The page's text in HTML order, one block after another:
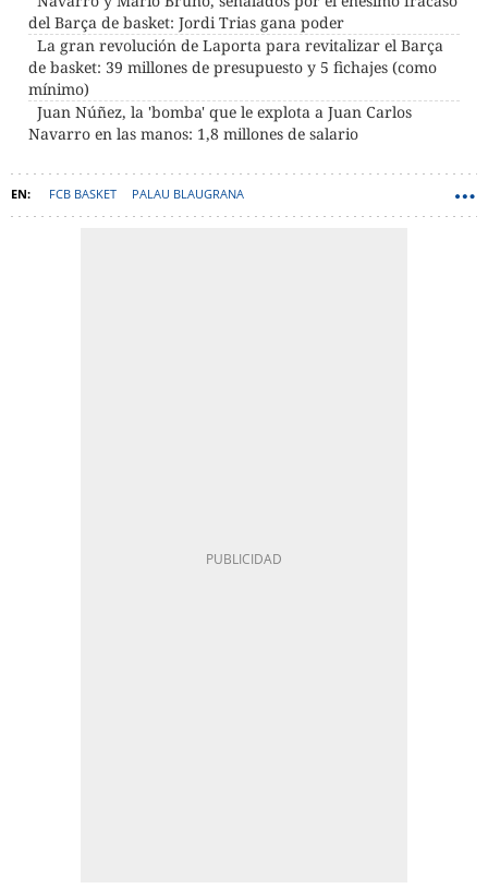
del Barça de basket: Jordi Trias gana poder
La gran revolución de Laporta para revitalizar el Barça
de basket: 39 millones de presupuesto y 5 fichajes (como
mínimo)
Juan Núñez, la 'bomba' que le explota a Juan Carlos
Navarro en las manos: 1,8 millones de salario
FCB BASKET PALAU BLAUGRANA